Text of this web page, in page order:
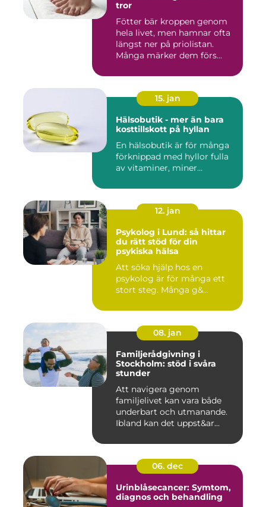
tror
Fötter bär kroppen genom
hela livet, men hamnar ofta
längst ner på priolistan.
Många märker dem förs...
15. jan
Hälsobutik - mer än bara
kosttillskott på hyllan
En hälsobutik är för många
förknippad med hyllor fulla
av vitaminer, miner...
12. jan
Psykolog i Lund: så hittar
du rätt stöd för din
psykiska hälsa
Att söka hjälp hos en
psykolog är för många ett
stort steg. Många g&...
08. jan
Familjerådgivning i
Stockholm: stöd i svåra
stunder
Att navigera genom
familjelivet kan vara både
underbart och utmanande.
Ibland kan det uppst&ar...
06. dec
Urinblåsecancer: Symtom,
diagnos och behandling